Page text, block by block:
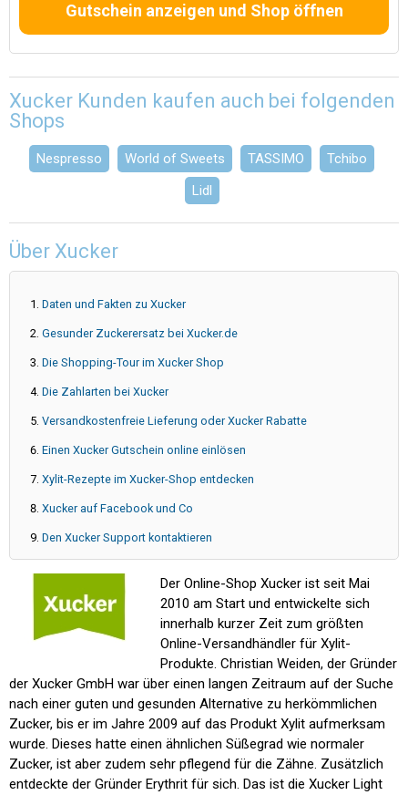
Gutschein anzeigen und Shop öffnen
Xucker Kunden kaufen auch bei folgenden
Shops
Nespresso World of Sweets TASSIMO
Tchibo
Lidl
Über Xucker
Daten und Fakten zu Xucker
Gesunder Zuckerersatz bei Xucker.de
Die Shopping-Tour im Xucker Shop
Die Zahlarten bei Xucker
Versandkostenfreie Lieferung oder Xucker Rabatte
Einen Xucker Gutschein online einlösen
Xylit-Rezepte im Xucker-Shop entdecken
Xucker auf Facebook und Co
Den Xucker Support kontaktieren
Der Online-Shop Xucker ist seit Mai
2010 am Start und entwickelte sich
innerhalb kurzer Zeit zum größten
Online-Versandhändler für Xylit-
Produkte. Christian Weiden, der Gründer
der Xucker GmbH war über einen langen Zeitraum auf der Suche
nach einer guten und gesunden Alternative zu herkömmlichen
Zucker, bis er im Jahre 2009 auf das Produkt Xylit aufmerksam
wurde. Dieses hatte einen ähnlichen Süßegrad wie normaler
Zucker, ist aber zudem sehr pflegend für die Zähne. Zusätzlich
entdeckte der Gründer Erythrit für sich. Das ist die Xucker Light